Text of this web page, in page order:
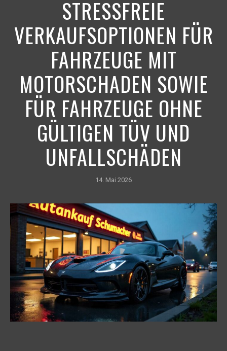
STRESSFREIE
VERKAUFSOPTIONEN FÜR
FAHRZEUGE MIT
MOTORSCHADEN SOWIE
FÜR FAHRZEUGE OHNE
GÜLTIGEN TÜV UND
UNFALLSCHÄDEN
14. Mai 2026